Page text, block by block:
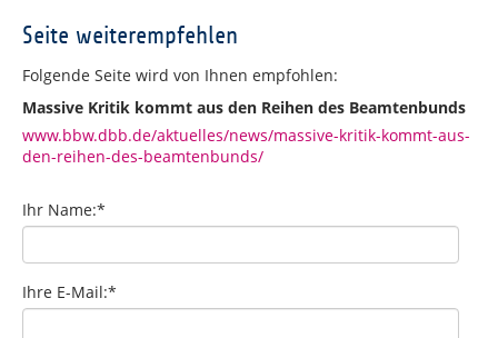
Seite weiterempfehlen
Folgende Seite wird von Ihnen empfohlen:
Massive Kritik kommt aus den Reihen des Beamtenbunds
www.bbw.dbb.de/aktuelles/news/massive-kritik-kommt-aus-
den-reihen-des-beamtenbunds/
Ihr Name:*
Ihre E-Mail:*